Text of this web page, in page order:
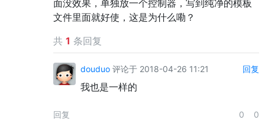
面没效果，单独放一个控制器，写到纯净的模板
文件里面就好使，这是为什么嘞？
共 1 条回复
douduo 评论于 2018-04-26 11:21 回复
我也是一样的
回复 0 0